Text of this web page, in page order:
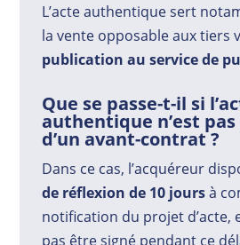
L’acte authentique sert
la vente opposable aux tiers
publication au service de
Que se passe-t-il si
authentique n’est
d’un avant-contrat ?
Dans ce cas, l’acquéreur
de réflexion de 10 joursà
notification du projet d’acte,
pas être signé pendant ce